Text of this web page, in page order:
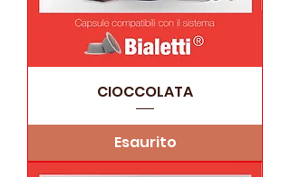
CIOCCOLATA
Esaurito